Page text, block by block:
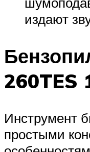
издают
260TES
Инструмент
простыми